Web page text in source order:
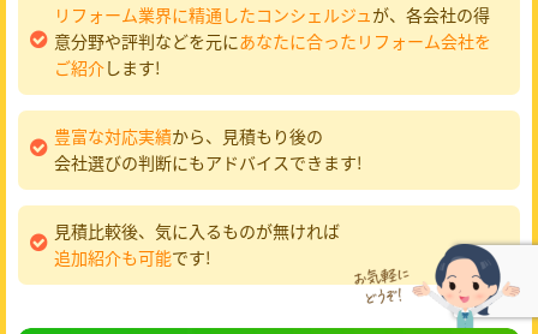
リフォーム業界に精通したコンシェルジュ が、各会社の得
意分野や評判などを元にあなたに合ったリフォーム会社を
ご紹介します!
豊富な対応実績から、見積もり後の
会社選びの判断にもアドバイスできます!
見積比較後、気に入るものが無ければ
追加紹介も可能です!